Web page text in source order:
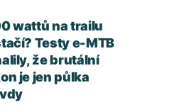
wattů na trailu
Testy e-MTB
že brutální
je jen půlka